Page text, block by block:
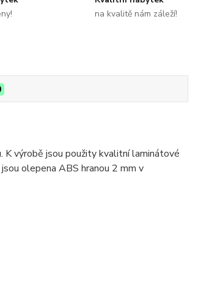
na kvalitě nám záleží!
K výrobě jsou použity kvalitní laminátové
olepena ABS hranou 2 mm v